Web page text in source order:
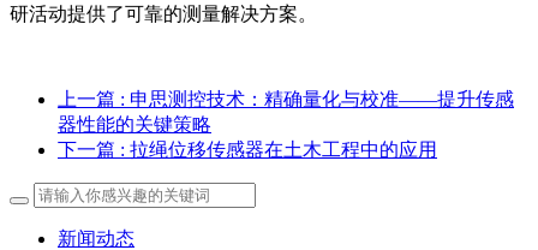
研活动提供了可靠的测量解决方案。
上一篇 : 申思测控技术：精确量化与校准——提升传感
器性能的关键策略
下一篇 : ​拉绳位移传感器在土木工程中的应用
新闻动态